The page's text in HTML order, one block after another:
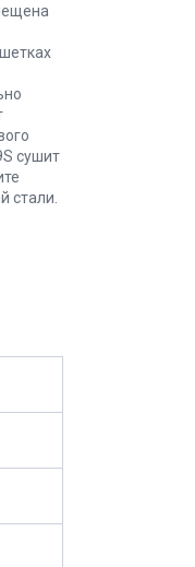
сушит
стали.